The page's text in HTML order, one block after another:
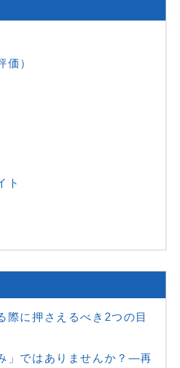
価）
ト
際に押さえるべき2つの目
」ではありませんか？―再